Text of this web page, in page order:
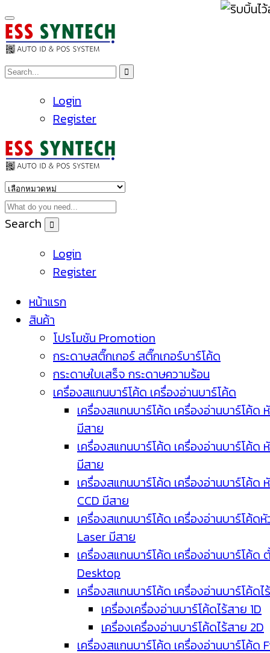
Login
Register
Search
Login
Register
หน้าแรก
สินค้า
โปรโมชัน Promotion
กระดาษสติ๊กเกอร์ สติ๊กเกอร์บาร์โค้ด
กระดาษใบเสร็จ กระดาษความร้อน
เครื่องสแกนบาร์โค้ด เครื่องอ่านบาร์โค้ด
เครื่องสแกนบาร์โค้ด เครื่องอ่านบาร์โค้ด
มีสาย
เครื่องสแกนบาร์โค้ด เครื่องอ่านบาร์โค้ด
มีสาย
เครื่องสแกนบาร์โค้ด เครื่องอ่านบาร์โค้ด
CCD มีสาย
เครื่องสแกนบาร์โค้ด เครื่องอ่านบาร์โค้ด
Laser มีสาย
เครื่องสแกนบาร์โค้ด เครื่องอ่านบาร์โค้ด
Desktop
เครื่องสแกนบาร์โค้ด เครื่องอ่านบาร์โค้ดไ
เครื่องเครื่องอ่านบาร์โค้ดไร้สาย 1D
เครื่องเครื่องอ่านบาร์โค้ดไร้สาย 2D
เครื่องสแกนบาร์โค้ด เครื่องอ่านบาร์โค้ด